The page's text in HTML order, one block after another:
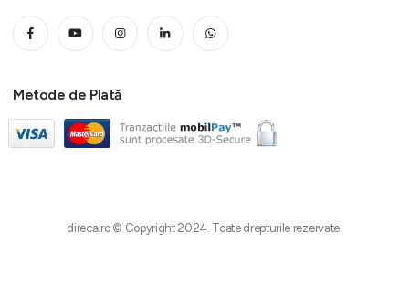
Metode de Plată
direca.ro © Copyright 2024. Toate drepturile rezervate.